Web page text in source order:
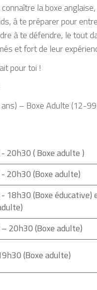
connaître la boxe
à te préparer pour
à te défendre, le tout
et fort de leur
pour toi !
– Boxe Adulte (12-
20h30 ( Boxe adulte )
20h30 (Boxe adulte)
18h30 (Boxe
20h30 (Boxe adulte)
(Boxe adulte)